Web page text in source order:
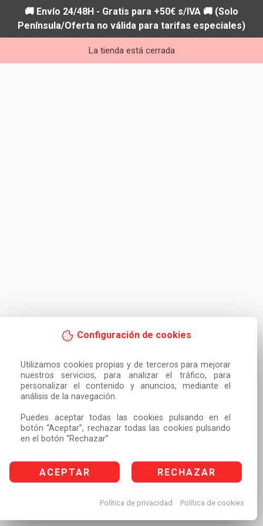
Configuración de cookies
Utilizamos cookies propias y de terceros para mejorar
nuestros servicios, para analizar el tráfico, para
personalizar el contenido y anuncios, mediante el
análisis de la navegación.
Puedes aceptar todas las cookies pulsando en el
botón “Aceptar”, rechazar todas las cookies pulsando
en el botón “Rechazar”
ACEPTAR RECHAZAR
Política de privacidad Política de cookies
🚚 Envío 24/48H - Gratis para +50€ s/IVA 🚚 (Solo
Península/Oferta no válida para tarifas especiales)
La tienda está cerrada